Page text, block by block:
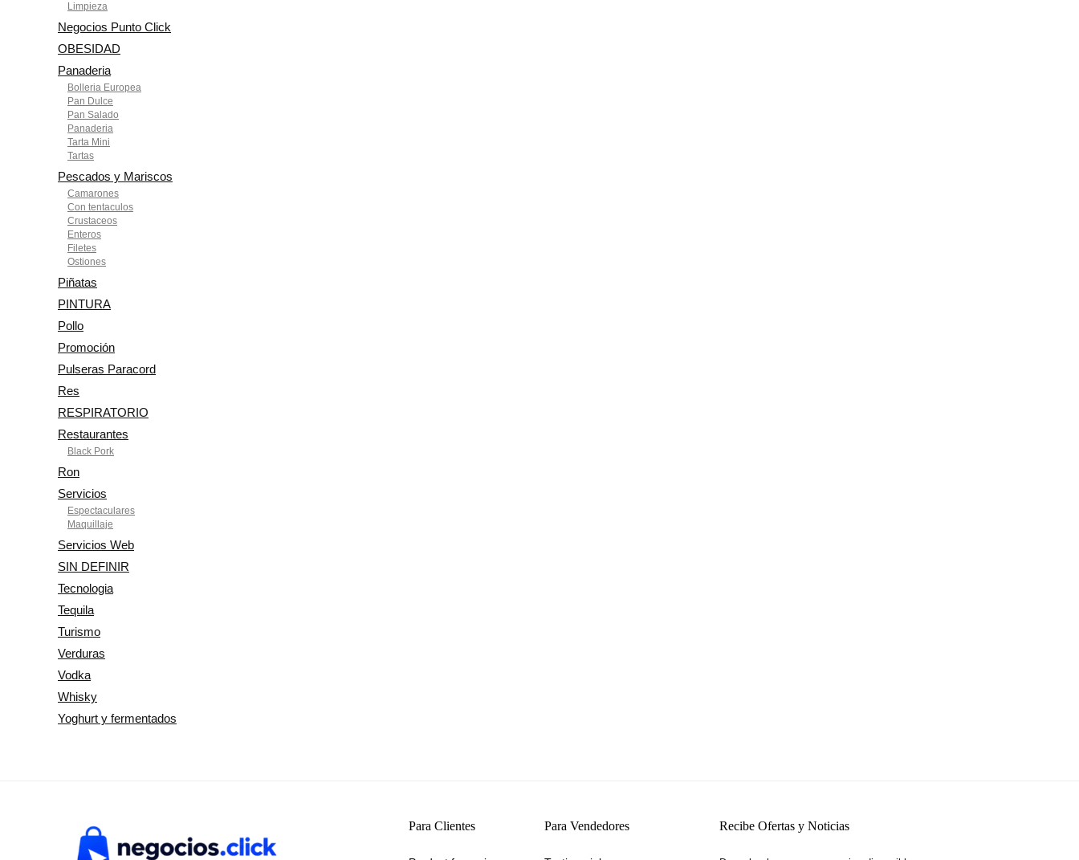
Limpieza
Negocios Punto Click
OBESIDAD
Panaderia
Bolleria Europea
Pan Dulce
Pan Salado
Panaderia
Tarta Mini
Tartas
Pescados y Mariscos
Camarones
Con tentaculos
Crustaceos
Enteros
Filetes
Ostiones
Piñatas
PINTURA
Pollo
Promoción
Pulseras Paracord
Res
RESPIRATORIO
Restaurantes
Black Pork
Ron
Servicios
Espectaculares
Maquillaje
Servicios Web
SIN DEFINIR
Tecnologia
Tequila
Turismo
Verduras
Vodka
Whisky
Yoghurt y fermentados
Para Clientes Para Vendedores Recibe Ofertas y Noticias